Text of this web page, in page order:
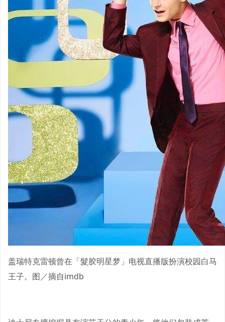
盖瑞特克雷顿曾在「髮胶明星梦」电视直播版扮演校园白马
王子。图／摘自imdb